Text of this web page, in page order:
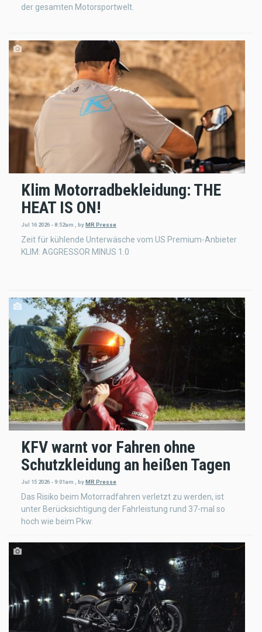
der gesamten Motorsportwelt.
Klim Motorradbekleidung: THE
HEAT IS ON!
Jul 16 2026 - 8:52am byMR Presse
Zeit für kühlende Unterwäsche vom US Premium-Anbieter
KLIM: AGGRESSOR MINUS 1.0
KFV warnt vor Fahren ohne
Schutzkleidung an heißen Tagen
Jul 15 2026 - 9:01am byMR Presse
Das Risiko beim Motorradfahren verletzt zu werden, ist
unter Berücksichtigung der Fahrleistung rund 37-mal so
hoch wie beim Pkw.